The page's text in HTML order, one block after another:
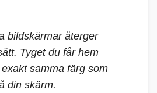
bildskärmar återger
Tyget du får hem
samma färg som
din skärm.